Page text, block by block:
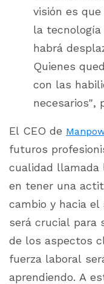
visión es
la
habrá
Quienes
con las
necesarios",
El CEO de
futuros
cualidad llamada
en tener una
cambio y hacia
será crucial para
de los aspectos
fuerza laboral
aprendiendo. A